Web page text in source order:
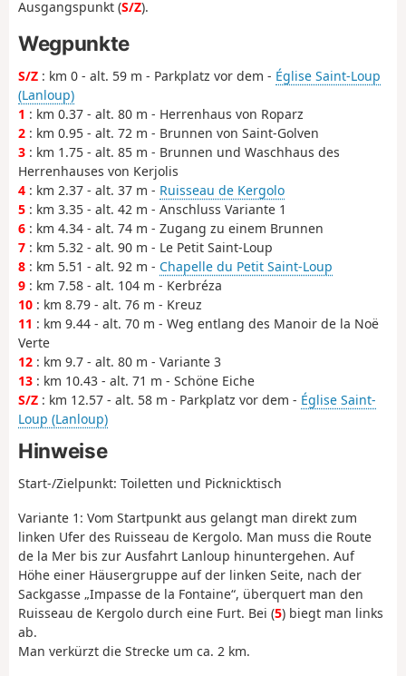
Ausgangspunkt (S/Z).
Wegpunkte
S/Z : km 0 - alt. 59 m - Parkplatz vor dem - Église Saint-Loup
(Lanloup)
1 : km 0.37 - alt. 80 m - Herrenhaus von Roparz
2 : km 0.95 - alt. 72 m - Brunnen von Saint-Golven
3 : km 1.75 - alt. 85 m - Brunnen und Waschhaus des
Herrenhauses von Kerjolis
4 : km 2.37 - alt. 37 m - Ruisseau de Kergolo
5 : km 3.35 - alt. 42 m - Anschluss Variante 1
6 : km 4.34 - alt. 74 m - Zugang zu einem Brunnen
7 : km 5.32 - alt. 90 m - Le Petit Saint-Loup
8 : km 5.51 - alt. 92 m - Chapelle du Petit Saint-Loup
9 : km 7.58 - alt. 104 m - Kerbréza
10 : km 8.79 - alt. 76 m - Kreuz
11 : km 9.44 - alt. 70 m - Weg entlang des Manoir de la Noë
Verte
12 : km 9.7 - alt. 80 m - Variante 3
13 : km 10.43 - alt. 71 m - Schöne Eiche
S/Z : km 12.57 - alt. 58 m - Parkplatz vor dem - Église Saint-
Loup (Lanloup)
Hinweise
Start-/Zielpunkt: Toiletten und Picknicktisch
Variante 1: Vom Startpunkt aus gelangt man direkt zum
linken Ufer des Ruisseau de Kergolo. Man muss die Route
de la Mer bis zur Ausfahrt Lanloup hinuntergehen. Auf
Höhe einer Häusergruppe auf der linken Seite, nach der
Sackgasse „Impasse de la Fontaine“, überquert man den
Ruisseau de Kergolo durch eine Furt. Bei (5) biegt man links
ab.
Man verkürzt die Strecke um ca. 2 km.